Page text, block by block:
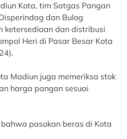
Kota, tim Satgas Pangan
dan Bulog
ketersediaan dan distribusi
Heri di Pasar Besar Kota
Madiun juga memeriksa stok
harga pangan sesuai
pasokan beras di Kota